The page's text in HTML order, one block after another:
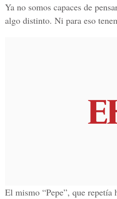
Ya no somos capaces de
algo distinto. Ni para eso
El mismo “Pepe”, que repetía